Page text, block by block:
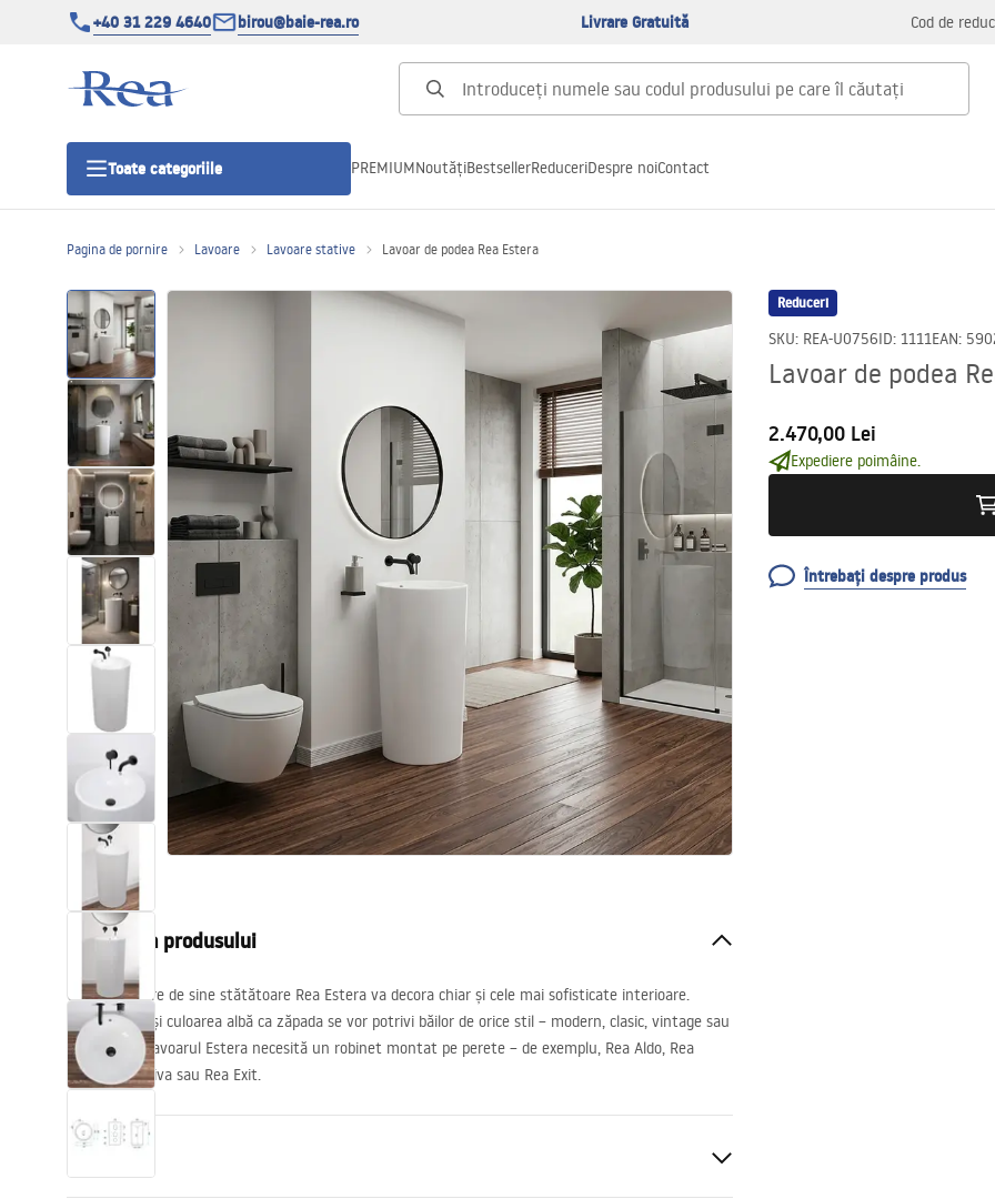
+40 31 229 4640 birou@baie-rea.ro Livrare Gratuită Cod de
Toate categoriile
Usi pentru cabine de dus
Cadite de dus
Rigole Liniare
Vase WC si Bideuri
Lavoare
Cazi cu paravane
Baterii sanitare
Bucatarie
Accesorii și mobilier pentru baie
PREMIUMNoutățiBestsellerReduceriDespre noiContact
Pagina de pornire Lavoare Lavoare stative Lavoar de podea Rea Estera
Reduceri
SKU: REA-U0756ID: 1111EAN:
Lavoar de podea
2.470,00 Lei
Expediere poimâine.
Întrebați despre produs
Descrierea produsului
Chiuveta mare de sine stătătoare Rea Estera va decora chiar și cele mai sofisticate interioare.
Forma ovală și culoarea albă ca zăpada se vor potrivi băilor de orice stil – modern, clasic, vintage sau
minimalist. Lavoarul Estera necesită un robinet montat pe perete – de exemplu, Rea Aldo, Rea
Lungo, Rea Viva sau Rea Exit.
Propeties